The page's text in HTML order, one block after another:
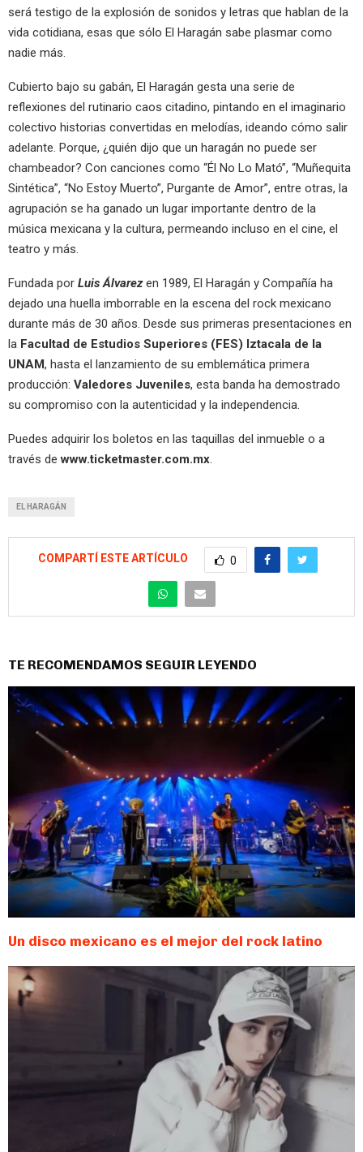
será testigo de la explosión de sonidos y letras que hablan de la
vida cotidiana, esas que sólo El Haragán sabe plasmar como
nadie más.
Cubierto bajo su gabán, El Haragán gesta una serie de
reflexiones del rutinario caos citadino, pintando en el imaginario
colectivo historias convertidas en melodías, ideando cómo salir
adelante. Porque, ¿quién dijo que un haragán no puede ser
chambeador? Con canciones como “Él No Lo Mató”, “Muñequita
Sintética”, “No Estoy Muerto”, Purgante de Amor”, entre otras, la
agrupación se ha ganado un lugar importante dentro de la
música mexicana y la cultura, permeando incluso en el cine, el
teatro y más.
Fundada por Luis Álvarezen 1989, El Haragán y Compañía ha
dejado una huella imborrable en la escena del rock mexicano
durante más de 30 años. Desde sus primeras presentaciones en
la Facultad de Estudios Superiores (FES) Iztacala de la
UNAM, hasta el lanzamiento de su emblemática primera
producción: Valedores Juveniles, esta banda ha demostrado
su compromiso con la autenticidad y la independencia.
Puedes adquirir los boletos en las taquillas del inmueble o a
través de www.ticketmaster.com.mx.
EL HARAGÁN
COMPARTÍ ESTE ARTÍCULO 0
TE RECOMENDAMOS SEGUIR LEYENDO
Un disco mexicano es el mejor del rock latino